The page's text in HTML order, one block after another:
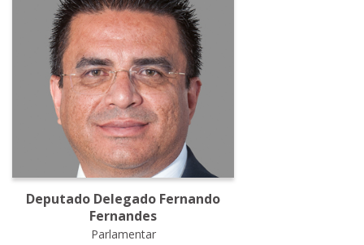
Deputado Delegado Fernando
Fernandes
Parlamentar